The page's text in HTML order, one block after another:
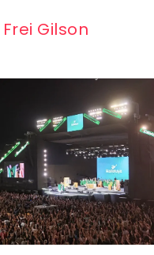
Frei Gilson